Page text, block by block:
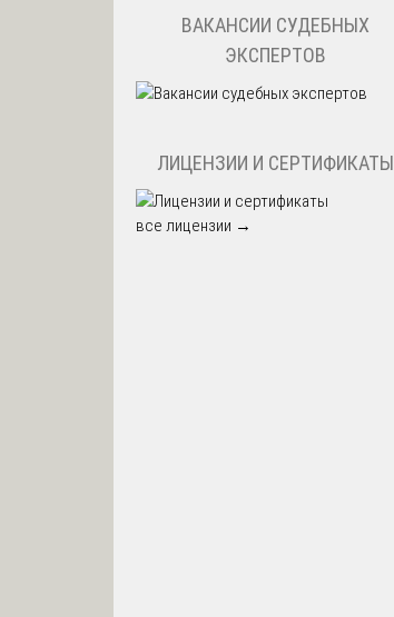
ВАКАНСИИ СУДЕБНЫХ
ЭКСПЕРТОВ
ЛИЦЕНЗИИ И СЕРТИФИКАТЫ
все лицензии →